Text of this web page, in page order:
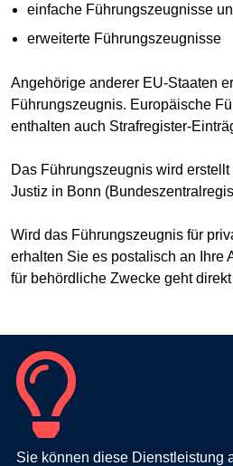
einfache Führungszeugnisse
erweiterte Führungszeugnisse
Angehörige anderer EU-Staaten
Führungszeugnis. Europäische
enthalten auch Strafregister-
Das Führungszeugnis wird
Justiz in Bonn
Wird das Führungszeugnis für
erhalten Sie es postalisch an Ihre
für behördliche Zwecke geht
Sie können diese Dienstleistung